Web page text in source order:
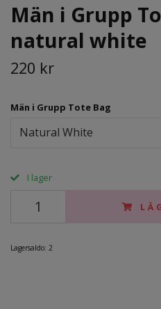
Män i Grupp
natural white
220 kr
Män i Grupp Tote Bag
Natural White
I lager
Lagersaldo: 2